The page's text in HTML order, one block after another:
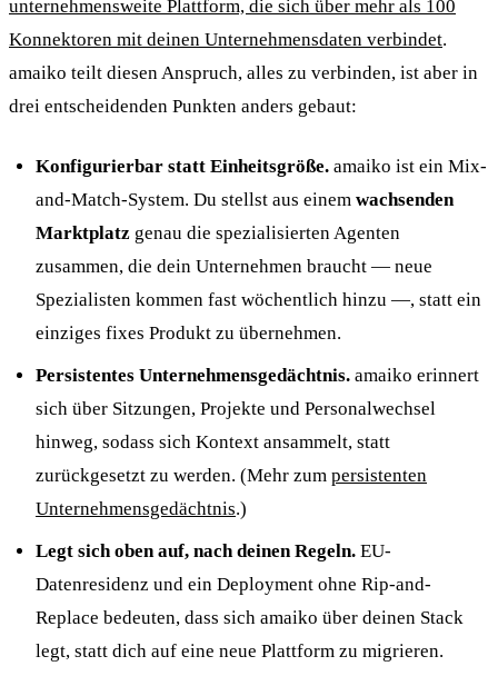
unternehmensweite Plattform, die sich über mehr als 100
Konnektoren mit deinen Unternehmensdaten verbindet.
amaiko teilt diesen Anspruch, alles zu verbinden, ist aber in
drei entscheidenden Punkten anders gebaut:
Konfigurierbar statt Einheitsgröße. amaiko ist ein Mix-
and-Match-System. Du stellst aus einem wachsenden
Marktplatz genau die spezialisierten Agenten
zusammen, die dein Unternehmen braucht — neue
Spezialisten kommen fast wöchentlich hinzu —, statt ein
einziges fixes Produkt zu übernehmen.
Persistentes Unternehmensgedächtnis. amaiko erinnert
sich über Sitzungen, Projekte und Personalwechsel
hinweg, sodass sich Kontext ansammelt, statt
zurückgesetzt zu werden. (Mehr zum persistenten
Unternehmensgedächtnis.)
Legt sich oben auf, nach deinen Regeln. EU-
Datenresidenz und ein Deployment ohne Rip-and-
Replace bedeuten, dass sich amaiko über deinen Stack
legt, statt dich auf eine neue Plattform zu migrieren.